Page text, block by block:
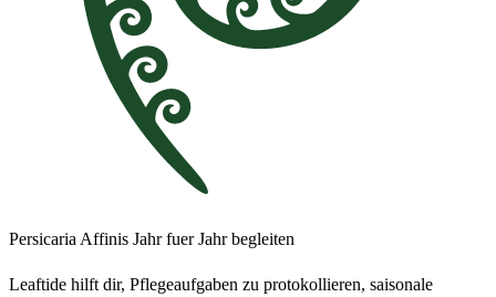
Persicaria Affinis Jahr fuer Jahr begleiten
Leaftide hilft dir, Pflegeaufgaben zu protokollieren, saisonale